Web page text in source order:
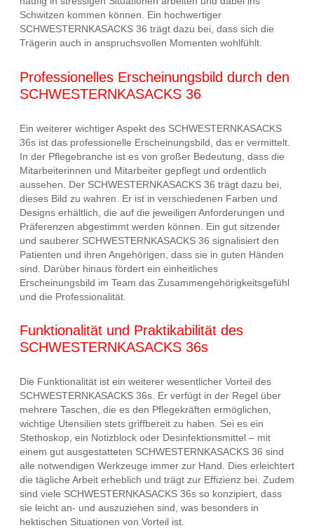
Schwitzen kommen können. Ein hochwertiger
SCHWESTERNKASACKS 36 trägt dazu bei, dass sich die
Trägerin auch in anspruchsvollen Momenten wohlfühlt.
Professionelles Erscheinungsbild durch den
SCHWESTERNKASACKS 36
Ein weiterer wichtiger Aspekt des SCHWESTERNKASACKS
36s ist das professionelle Erscheinungsbild, das er vermittelt.
In der Pflegebranche ist es von großer Bedeutung, dass die
Mitarbeiterinnen und Mitarbeiter gepflegt und ordentlich
aussehen. Der SCHWESTERNKASACKS 36 trägt dazu bei,
dieses Bild zu wahren. Er ist in verschiedenen Farben und
Designs erhältlich, die auf die jeweiligen Anforderungen und
Präferenzen abgestimmt werden können. Ein gut sitzender
und sauberer SCHWESTERNKASACKS 36 signalisiert den
Patienten und ihren Angehörigen, dass sie in guten Händen
sind. Darüber hinaus fördert ein einheitliches
Erscheinungsbild im Team das Zusammengehörigkeitsgefühl
und die Professionalität.
Funktionalität und Praktikabilität des
SCHWESTERNKASACKS 36s
Die Funktionalität ist ein weiterer wesentlicher Vorteil des
SCHWESTERNKASACKS 36s. Er verfügt in der Regel über
mehrere Taschen, die es den Pflegekräften ermöglichen,
wichtige Utensilien stets griffbereit zu haben. Sei es ein
Stethoskop, ein Notizblock oder Desinfektionsmittel – mit
einem gut ausgestatteten SCHWESTERNKASACKS 36 sind
alle notwendigen Werkzeuge immer zur Hand. Dies erleichtert
die tägliche Arbeit erheblich und trägt zur Effizienz bei. Zudem
sind viele SCHWESTERNKASACKS 36s so konzipiert, dass
sie leicht an- und auszuziehen sind, was besonders in
hektischen Situationen von Vorteil ist.